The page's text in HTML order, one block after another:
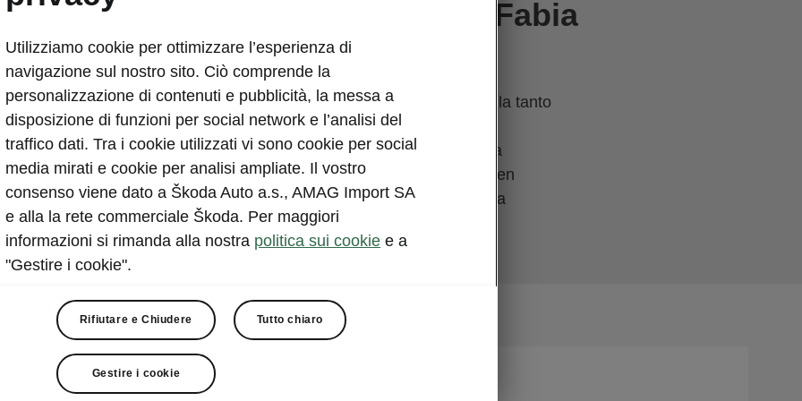
Škoda svela un'anteprima della Fabia
2021-02-11T08:44:02.407+00:00
La prima immagine della silhouette della quarta generazione della tanto
amata utilitaria
La nuova Škoda Fabia ricorre per la prima volta ai vantaggi della
piattaforma modulare trasversale MQB-A0 del gruppo Volkswagen
Per la propulsione sono a disposizione motori a benzina di ultima
generazione
un'anteprima della quarta generazione della Fabia. Su
Utilizziamo cookie per ottimizzare l’esperienza di
navigazione sul nostro sito. Ciò comprende la
personalizzazione di contenuti e pubblicità, la messa a
disposizione di funzioni per social network e l’analisi del
traffico dati. Tra i cookie utilizzati vi sono cookie per social
media mirati e cookie per analisi ampliate. Il vostro
consenso viene dato a Škoda Auto a.s., AMAG Import SA
e alla la rete commerciale Škoda. Per maggiori
informazioni si rimanda alla nostra politica sui cookie e a
"Gestire i cookie".
Rifiutare e Chiudere Tutto chiaro
Gestire i cookie